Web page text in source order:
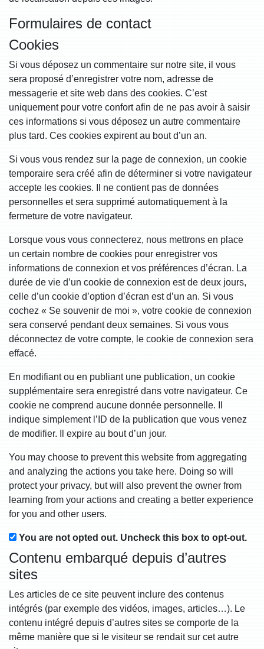
Formulaires de contact
Cookies
Si vous déposez un commentaire sur notre site, il vous
sera proposé d’enregistrer votre nom, adresse de
messagerie et site web dans des cookies. C’est
uniquement pour votre confort afin de ne pas avoir à saisir
ces informations si vous déposez un autre commentaire
plus tard. Ces cookies expirent au bout d’un an.
Si vous vous rendez sur la page de connexion, un cookie
temporaire sera créé afin de déterminer si votre navigateur
accepte les cookies. Il ne contient pas de données
personnelles et sera supprimé automatiquement à la
fermeture de votre navigateur.
Lorsque vous vous connecterez, nous mettrons en place
un certain nombre de cookies pour enregistrer vos
informations de connexion et vos préférences d’écran. La
durée de vie d’un cookie de connexion est de deux jours,
celle d’un cookie d’option d’écran est d’un an. Si vous
cochez « Se souvenir de moi », votre cookie de connexion
sera conservé pendant deux semaines. Si vous vous
déconnectez de votre compte, le cookie de connexion sera
effacé.
En modifiant ou en publiant une publication, un cookie
supplémentaire sera enregistré dans votre navigateur. Ce
cookie ne comprend aucune donnée personnelle. Il
indique simplement l’ID de la publication que vous venez
de modifier. Il expire au bout d’un jour.
You may choose to prevent this website from aggregating
and analyzing the actions you take here. Doing so will
protect your privacy, but will also prevent the owner from
learning from your actions and creating a better experience
for you and other users.
You are not opted out. Uncheck this box to opt-out.
Contenu embarqué depuis d’autres
sites
Les articles de ce site peuvent inclure des contenus
intégrés (par exemple des vidéos, images, articles…). Le
contenu intégré depuis d’autres sites se comporte de la
même manière que si le visiteur se rendait sur cet autre